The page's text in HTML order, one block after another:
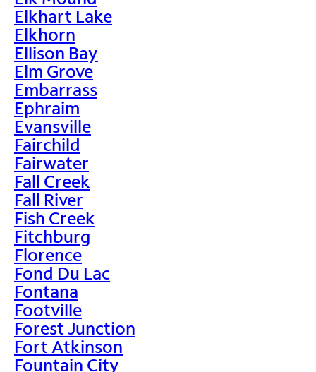
Elkhart Lake
Elkhorn
Ellison Bay
Elm Grove
Embarrass
Ephraim
Evansville
Fairchild
Fairwater
Fall Creek
Fall River
Fish Creek
Fitchburg
Florence
Fond Du Lac
Fontana
Footville
Forest Junction
Fort Atkinson
Fountain City